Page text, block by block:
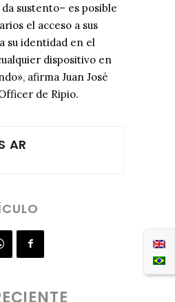
sustento– es posible
el acceso a sus
su identidad en el
dispositivo en
afirma Juan José
de Ripio.
AR